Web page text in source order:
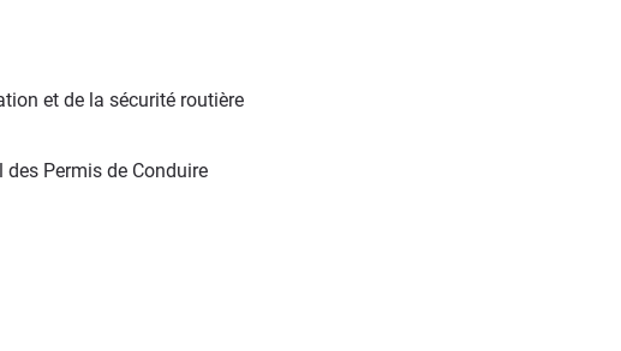
et de la sécurité routière
Permis de Conduire